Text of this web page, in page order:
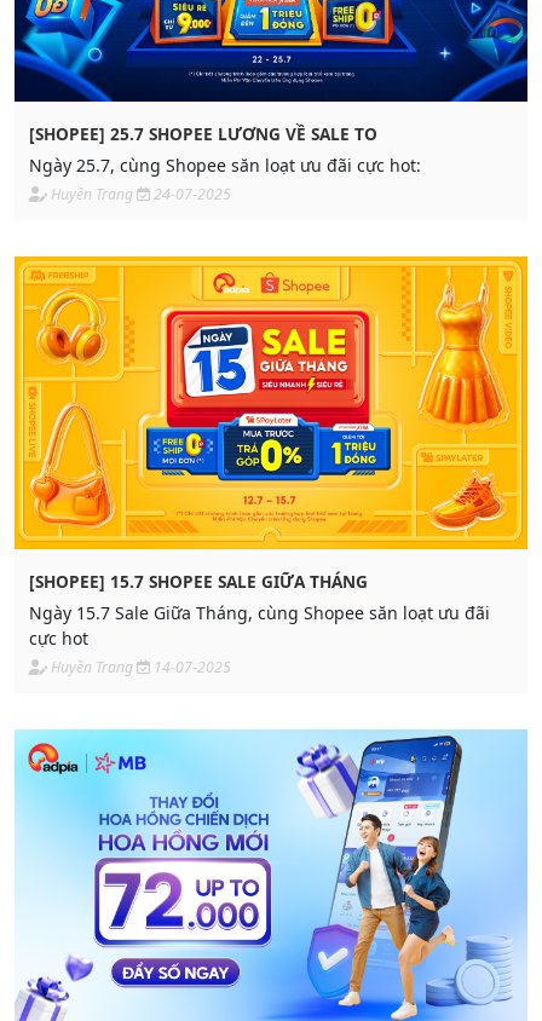
[SHOPEE] 25.7 SHOPEE LƯƠNG VỀ SALE TO
Ngày 25.7, cùng Shopee săn loạt ưu đãi cực hot:
Huyền Trang 24-07-2025
[SHOPEE] 15.7 SHOPEE SALE GIỮA THÁNG
Ngày 15.7 Sale Giữa Tháng, cùng Shopee săn loạt ưu đãi
cực hot
Huyền Trang 14-07-2025